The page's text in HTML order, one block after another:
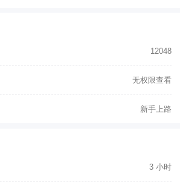
12048
无权限查看
新手上路
3 小时